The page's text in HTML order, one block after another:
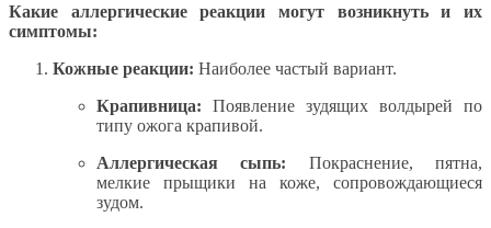
Какие аллергические реакции могут возникнуть и их
симптомы:
Кожные реакции: Наиболее частый вариант.
Крапивница: Появление зудящих волдырей по
типу ожога крапивой.
Аллергическая сыпь: Покраснение, пятна,
мелкие прыщики на коже, сопровождающиеся
зудом.